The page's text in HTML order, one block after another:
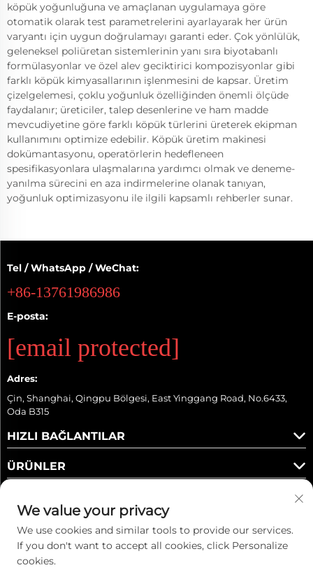
köpük yoğunluğuna ve amaçlanan uygulamaya göre
otomatik olarak test parametrelerini ayarlayarak her ürün
varyantı için uygun doğrulamayı garanti eder. Çok yönlülük,
geleneksel poliüretan sistemlerinin yanı sıra biyotabanlı
formülasyonlar ve özel alev geciktirici kompozisyonlar gibi
farklı köpük kimyasallarının işlenmesini de kapsar. Üretim
çizelgelemesi, çoklu yoğunluk özelliğinden önemli ölçüde
faydalanır; üreticiler, talep desenlerine ve ham madde
mevcudiyetine göre farklı köpük türlerini üreterek ekipman
kullanımını optimize edebilir. Köpük üretim makinesi
dokümantasyonu, operatörlerin hedefleneen
spesifikasyonlara ulaşmalarına yardımcı olmak ve deneme-
yanılma sürecini en aza indirmelerine olanak tanıyan,
yoğunluk optimizasyonu ile ilgili kapsamlı rehberler sunar.
Tel / WhatsApp / WeChat:
+86-13761986986
E-posta:
[email protected]
Adres:
Çin, Shanghai, Qingpu Bölgesi, East Yinggang Road, No.6433,
Oda B315
HIZLI BAĞLANTILAR
ÜRÜNLER
Bizi Takip Edin
We value your privacy
We use cookies and similar tools to provide our services.
If you don't want to accept all cookies, click Personalize
cookies.